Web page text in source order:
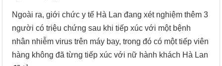
Ngoài ra, giới chức y tế Hà Lan đang xét nghiệm thêm 3
người có triệu chứng sau khi tiếp xúc với một bệnh
nhân nhiễm virus trên máy bay, trong đó có một tiếp viên
hàng không đã từng tiếp xúc với nữ hành khách Hà Lan